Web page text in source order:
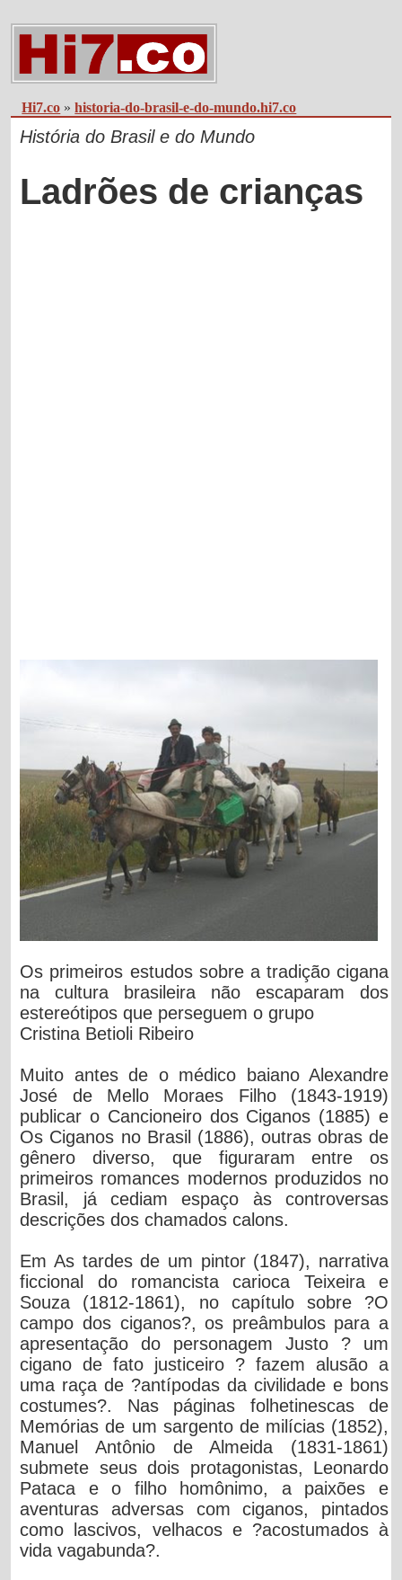
Hi7.co »historia-do-brasil-e-do-mundo.hi7.co
História do Brasil e do Mundo
Ladrões de crianças
Os primeiros estudos sobre a tradição cigana
na cultura brasileira não escaparam dos
estereótipos que perseguem o grupo
Cristina Betioli Ribeiro
Muito antes de o médico baiano Alexandre
José de Mello Moraes Filho (1843-1919)
publicar o Cancioneiro dos Ciganos (1885) e
Os Ciganos no Brasil (1886), outras obras de
gênero diverso, que figuraram entre os
primeiros romances modernos produzidos no
Brasil, já cediam espaço às controversas
descrições dos chamados calons.
Em As tardes de um pintor (1847), narrativa
ficcional do romancista carioca Teixeira e
Souza (1812-1861), no capítulo sobre ?O
campo dos ciganos?, os preâmbulos para a
apresentação do personagem Justo ? um
cigano de fato justiceiro ? fazem alusão a
uma raça de ?antípodas da civilidade e bons
costumes?. Nas páginas folhetinescas de
Memórias de um sargento de milícias (1852),
Manuel Antônio de Almeida (1831-1861)
submete seus dois protagonistas, Leonardo
Pataca e o filho homônimo, a paixões e
aventuras adversas com ciganos, pintados
como lascivos, velhacos e ?acostumados à
vida vagabunda?.